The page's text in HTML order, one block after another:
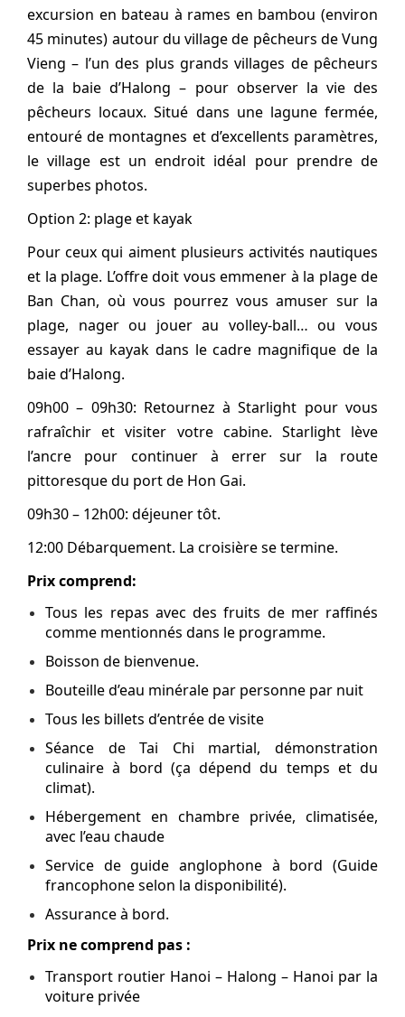
excursion en bateau à rames en bambou (environ
45 minutes) autour du village de pêcheurs de Vung
Vieng – l’un des plus grands villages de pêcheurs
de la baie d’Halong – pour observer la vie des
pêcheurs locaux. Situé dans une lagune fermée,
entouré de montagnes et d’excellents paramètres,
le village est un endroit idéal pour prendre de
superbes photos.
Option 2: plage et kayak
Pour ceux qui aiment plusieurs activités nautiques
et la plage. L’offre doit vous emmener à la plage de
Ban Chan, où vous pourrez vous amuser sur la
plage, nager ou jouer au volley-ball… ou vous
essayer au kayak dans le cadre magnifique de la
baie d’Halong.
09h00 – 09h30: Retournez à Starlight pour vous
rafraîchir et visiter votre cabine. Starlight lève
l’ancre pour continuer à errer sur la route
pittoresque du port de Hon Gai.
09h30 – 12h00: déjeuner tôt.
12:00 Débarquement. La croisière se termine.
Prix comprend:
Tous les repas avec des fruits de mer raffinés
comme mentionnés dans le programme.
Boisson de bienvenue.
Bouteille d’eau minérale par personne par nuit
Tous les billets d’entrée de visite
Séance de Tai Chi martial, démonstration
culinaire à bord (ça dépend du temps et du
climat).
Hébergement en chambre privée, climatisée,
avec l’eau chaude
Service de guide anglophone à bord (Guide
francophone selon la disponibilité).
Assurance à bord.
Prix ne comprend pas :
Transport routier Hanoi – Halong – Hanoi par la
voiture privée